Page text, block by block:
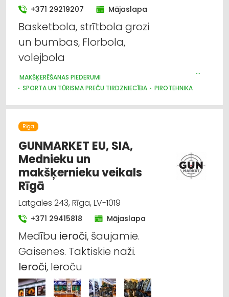
+371 29219207 Mājaslapa
Basketbola, strītbola grozi
un bumbas, Florbola,
volejbola
MAKŠĶERĒŠANAS PIEDERUMI
SPORTA UN TŪRISMA PREČU TIRDZNIECĪBA
PIROTEHNIKA
Rīga
GUNMARKET EU, SIA,
Mednieku un
makšķernieku veikals
Rīgā
Latgales 243, Rīga, LV-1019
+371 29415818 Mājaslapa
Medību ieroči, šaujamie.
Gaisenes. Taktiskie naži.
Ieroči, Ieroču